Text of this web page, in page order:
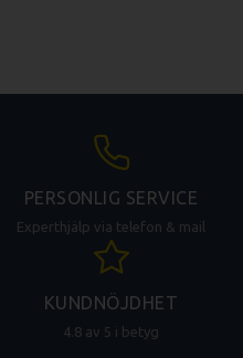
PERSONLIG SERVICE
Experthjälp via telefon & mail
KUNDNÖJDHET
4.8 av 5 i betyg